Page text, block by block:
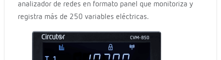
analizador de redes en formato panel que monitoriza y
registra más de 250 variables eléctricas.